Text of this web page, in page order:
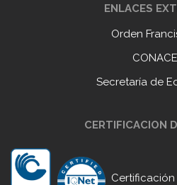
ENLACES
Orden
Secretaría de
CERTIFICACION